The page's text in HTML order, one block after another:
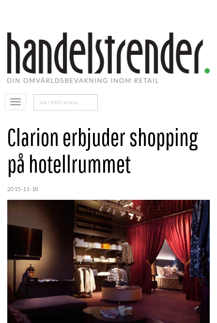
Öppna
menyn
Sök
efter:
Clarion erbjuder shopping
på hotellrummet
2015-11-18